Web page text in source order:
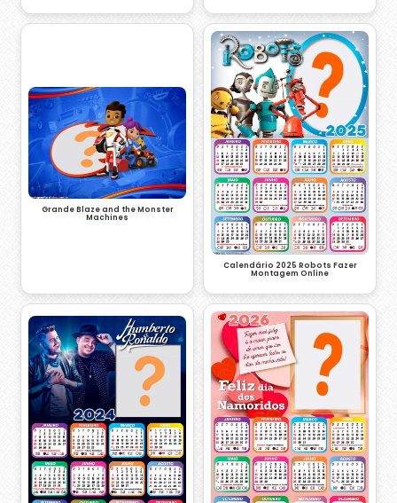
Grande Blaze and the Monster
Machines
Calendário 2025 Robots Fazer
Montagem Online